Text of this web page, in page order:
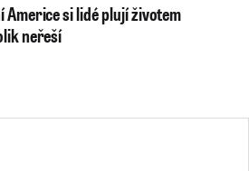
Americe si lidé plují životem
neřeší